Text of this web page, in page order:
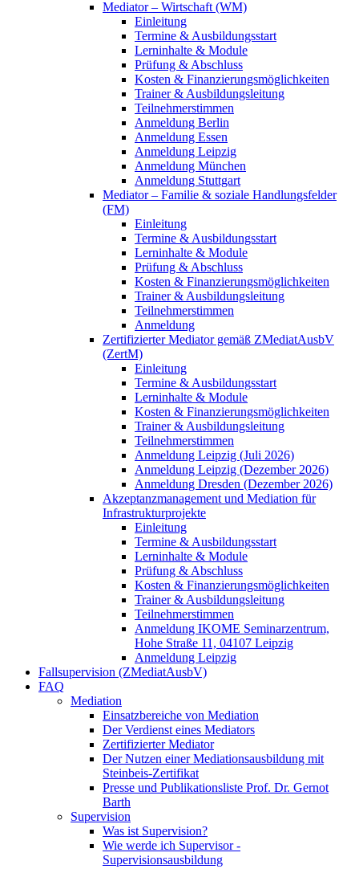
Mediator – Wirtschaft (WM)
Einleitung
Termine & Ausbildungsstart
Lerninhalte & Module
Prüfung & Abschluss
Kosten & Finanzierungsmöglichkeiten
Trainer & Ausbildungsleitung
Teilnehmerstimmen
Anmeldung Berlin
Anmeldung Essen
Anmeldung Leipzig
Anmeldung München
Anmeldung Stuttgart
Mediator – Familie & soziale Handlungsfelder
(FM)
Einleitung
Termine & Ausbildungsstart
Lerninhalte & Module
Prüfung & Abschluss
Kosten & Finanzierungsmöglichkeiten
Trainer & Ausbildungsleitung
Teilnehmerstimmen
Anmeldung
Zertifizierter Mediator gemäß ZMediatAusbV
(ZertM)
Einleitung
Termine & Ausbildungsstart
Lerninhalte & Module
Kosten & Finanzierungsmöglichkeiten
Trainer & Ausbildungsleitung
Teilnehmerstimmen
Anmeldung Leipzig (Juli 2026)
Anmeldung Leipzig (Dezember 2026)
Anmeldung Dresden (Dezember 2026)
Akzeptanzmanagement und Mediation für
Infrastrukturprojekte
Einleitung
Termine & Ausbildungsstart
Lerninhalte & Module
Prüfung & Abschluss
Kosten & Finanzierungsmöglichkeiten
Trainer & Ausbildungsleitung
Teilnehmerstimmen
Anmeldung IKOME Seminarzentrum,
Hohe Straße 11, 04107 Leipzig
Anmeldung Leipzig
Fallsupervision (ZMediatAusbV)
FAQ
Mediation
Einsatzbereiche von Mediation
Der Verdienst eines Mediators
Zertifizierter Mediator
Der Nutzen einer Mediationsausbildung mit
Steinbeis-Zertifikat
Presse und Publikationsliste Prof. Dr. Gernot
Barth
Supervision
Was ist Supervision?
Wie werde ich Supervisor -
Supervisionsausbildung